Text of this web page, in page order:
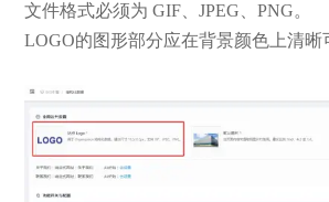
文件格式必须为 GIF、JPEG、PNG。
LOGO的图形部分应在背景颜色上清晰